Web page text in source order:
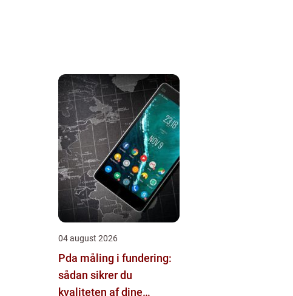
04 august 2026
Pda måling i fundering:
sådan sikrer du
kvaliteten af dine